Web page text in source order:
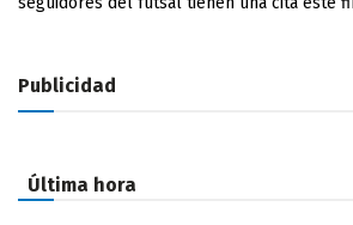
Publicidad
Última hora